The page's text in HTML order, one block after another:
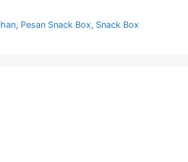
, Pesan Snack Box, Snack Box